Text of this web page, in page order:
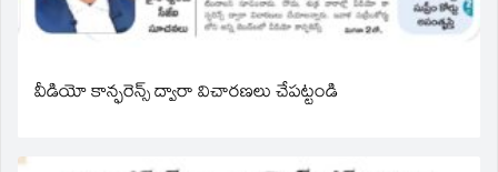
వీడియో కాన్ఫరెన్స్ ద్వారా విచారణలు చేపట్టండి